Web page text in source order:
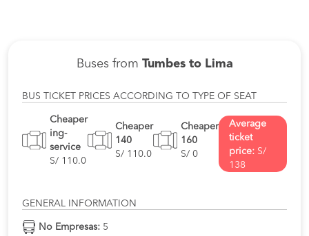
Buses from Tumbes to Lima
BUS TICKET PRICES ACCORDING TO TYPE OF SEAT
Cheaper
ing-
service
S/ 110.0
Cheaper
140
S/ 110.0
Cheaper
160
S/ 0
Average
ticket
price: S/
138
GENERAL INFORMATION
No Empresas: 5